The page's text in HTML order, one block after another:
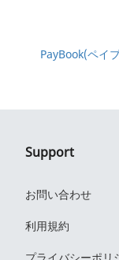
PayBook(ペイ
Support
お問い合わせ
利用規約